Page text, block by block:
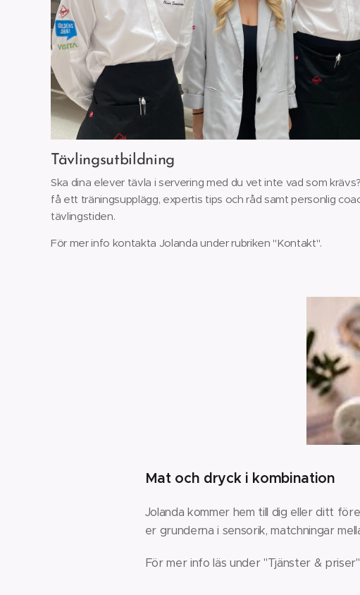
Tävlingsutbildning
Ska dina elever tävla i servering med du vet inte vad som
få ett träningsupplägg, expertis tips och råd samt personlig
tävlingstiden.
För mer info kontakta Jolanda under rubriken "Kontakt".
Mat och dryck i kombination
Jolanda kommer hem till dig eller ditt
er grunderna i sensorik, matchningar
För mer info läs under "Tjänster &